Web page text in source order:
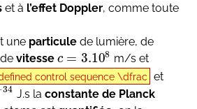
et à l’effet Doppler, comme toute
une particule de lumière, de
vitesse c = 3.108 m/s et
control sequence \dfrac et
34 J.s la constante de Planck